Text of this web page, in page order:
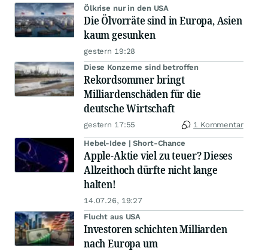
Ölkrise nur in den USA
Die Ölvorräte sind in Europa, Asien
kaum gesunken
gestern 19:28
Diese Konzerne sind betroffen
Rekordsommer bringt
Milliardenschäden für die
deutsche Wirtschaft
gestern 17:55 1 Kommentar
Hebel-Idee | Short-Chance
Apple-Aktie viel zu teuer? Dieses
Allzeithoch dürfte nicht lange
halten!
14.07.26, 19:27
Flucht aus USA
Investoren schichten Milliarden
nach Europa um